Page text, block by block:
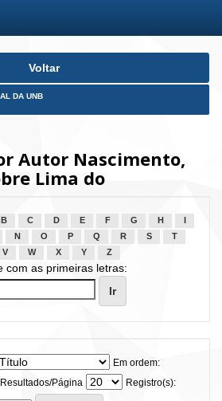
Voltar
DA UNB
Autor Nascimento,
Lima do
B C D E F G H
N O P Q R S
T
V W X Y Z
com as primeiras letras:
Em ordem:
Resultados/Página
Registro(s):